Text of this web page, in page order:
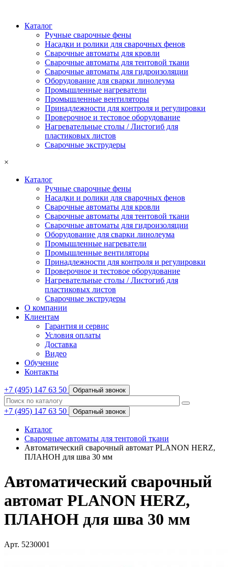
Каталог
Ручные сварочные фены
Насадки и ролики для сварочных фенов
Сварочные автоматы для кровли
Сварочные автоматы для тентовой ткани
Сварочные автоматы для гидроизоляции
Оборудование для сварки линолеума
Промышленные нагреватели
Промышленные вентиляторы
Принадлежности для контроля и регулировки
Проверочное и тестовое оборудование
Нагревательные столы / Листогиб для
пластиковых листов
Сварочные экструдеры
×
Каталог
Ручные сварочные фены
Насадки и ролики для сварочных фенов
Сварочные автоматы для кровли
Сварочные автоматы для тентовой ткани
Сварочные автоматы для гидроизоляции
Оборудование для сварки линолеума
Промышленные нагреватели
Промышленные вентиляторы
Принадлежности для контроля и регулировки
Проверочное и тестовое оборудование
Нагревательные столы / Листогиб для
пластиковых листов
Сварочные экструдеры
О компании
Клиентам
Гарантия и сервис
Условия оплаты
Доставка
Видео
Обучение
Контакты
+7 (495) 147 63 50 Обратный звонок
+7 (495) 147 63 50 Обратный звонок
Каталог
Сварочные автоматы для тентовой ткани
Автоматический сварочный автомат PLANON HERZ,
ПЛАНОН для шва 30 мм
Автоматический сварочный
автомат PLANON HERZ,
ПЛАНОН для шва 30 мм
Арт. 5230001